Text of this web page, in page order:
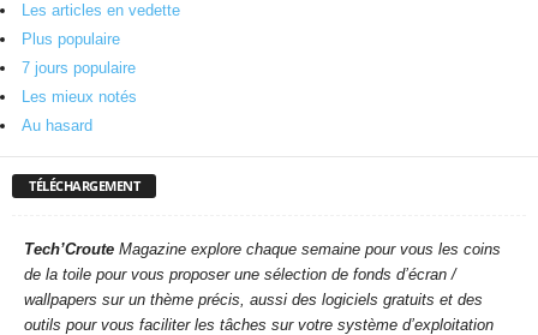
Les articles en vedette
Plus populaire
7 jours populaire
Les mieux notés
Au hasard
TÉLÉCHARGEMENT
Tech’Croute Magazine explore chaque semaine pour vous les coins
de la toile pour vous proposer une sélection de fonds d’écran /
wallpapers sur un thème précis, aussi des logiciels gratuits et des
outils pour vous faciliter les tâches sur votre système d’exploitation